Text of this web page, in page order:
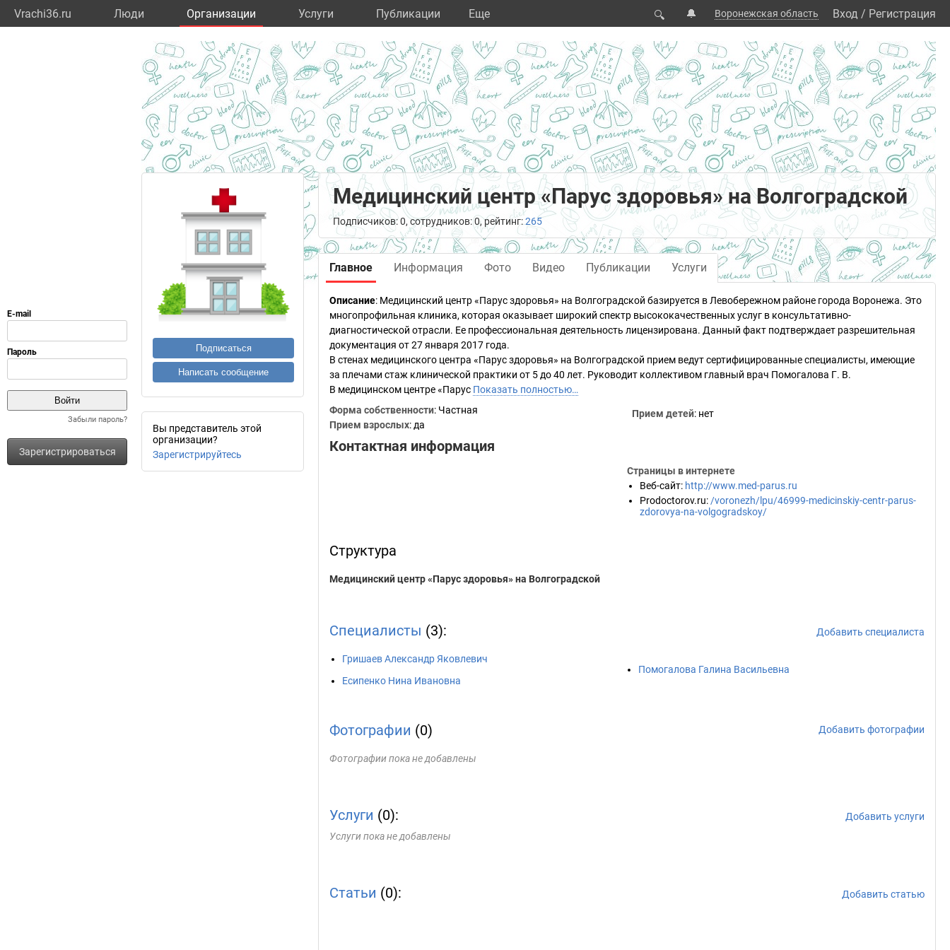
Vrachi36.ru Люди Организации Услуги Публикации Eще 🔍 🔔 Воронежская область Вход / Регистрация
Забыли пароль?
Зарегистрироваться
Подписаться
Написать сообщение
Вы представитель этой
организации?
Зарегистрируйтесь
Медицинский центр «Парус здоровья» на Волгоградской
Подписчиков: 0, сотрудников: 0, рейтинг:265
Главное Информация Фото Видео Публикации Услуги
Описание: Медицинский центр «Парус здоровья» на Волгоградской базируется в Левобережном районе города Воронежа. Это
многопрофильная клиника, которая оказывает широкий спектр высококачественных услуг в консультативно-
диагностической отрасли. Ее профессиональная деятельность лицензирована. Данный факт подтверждает разрешительная
документация от 27 января 2017 года.
В стенах медицинского центра «Парус здоровья» на Волгоградской прием ведут сертифицированные специалисты, имеющие
за плечами стаж клинической практики от 5 до 40 лет. Руководит коллективом главный врач Помогалова Г. В.
В медицинском центре «Парус Показать полностью…
Форма собственности: Частная
Прием взрослых: да
Прием детей: нет
Контактная информация
Страницы в интернете
Веб-сайт: http://www.med-parus.ru
Prodoctorov.ru: /voronezh/lpu/46999-medicinskiy-centr-parus-
zdorovya-na-volgogradskoy/
Структура
Медицинский центр «Парус здоровья» на Волгоградской
Специалисты (3): Добавить специалиста
Гришаев Александр Яковлевич
Есипенко Нина Ивановна
Помогалова Галина Васильевна
Фотографии (0) Добавить фотографии
Фотографии пока не добавлены
Услуги (0):
Добавить услуги
Услуги пока не добавлены
Статьи (0): Добавить статью